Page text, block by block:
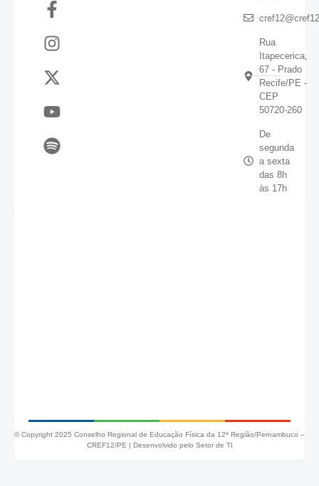
Rua
Itapecerica,
67 - Prado
Recife/PE -
CEP
50720-260
De
segunda
a sexta
das 8h
às 17h
© Copyright 2025 Conselho Regional de Educação Física da 12ª Região/Pernambuco –
CREF12/PE | Desenvolvido pelo Setor de TI